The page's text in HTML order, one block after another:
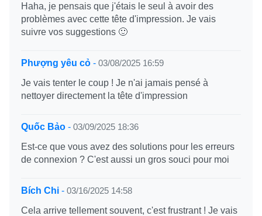
Haha, je pensais que j'étais le seul à avoir des
problèmes avec cette tête d'impression. Je vais
suivre vos suggestions 🙂
Phượng yêu cỏ - 03/08/2025 16:59
Je vais tenter le coup ! Je n'ai jamais pensé à
nettoyer directement la tête d'impression
Quốc Bảo - 03/09/2025 18:36
Est-ce que vous avez des solutions pour les erreurs
de connexion ? C'est aussi un gros souci pour moi
Bích Chi - 03/16/2025 14:58
Cela arrive tellement souvent, c'est frustrant ! Je vais